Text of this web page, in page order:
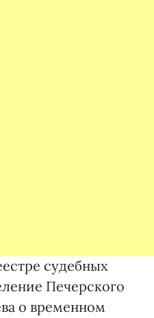
судебных
Печерского
о временном